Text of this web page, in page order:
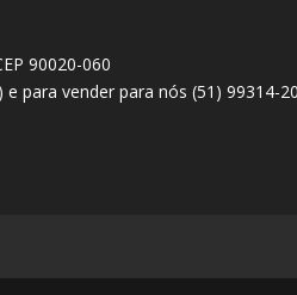
90020-060
para vender para nós (51) 99314-